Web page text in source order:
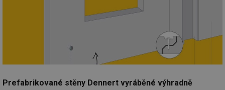
Prefabrikované stěny Dennert vyráběné výhradně